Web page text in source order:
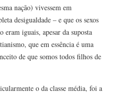
nação) vivessem em
desigualdade – e que os sexos
eram iguais, apesar da suposta
que em essência é uma
de que somos todos filhos de
o da classe média, foi a